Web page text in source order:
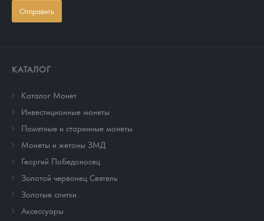
Отправить
КАТАЛОГ
Каталог Монет
Инвестиционные монеты
Памятные и старинные монеты
Монеты и жетоны ЗМД
Георгий Победоносец
Золотой червонец Сеятель
Золотые слитки
Аксессуары